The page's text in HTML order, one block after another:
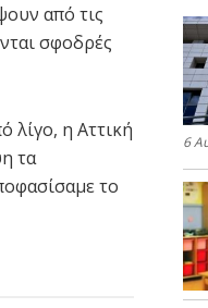
από τις
σφοδρές
λίγο, η Αττική
τα
το
6